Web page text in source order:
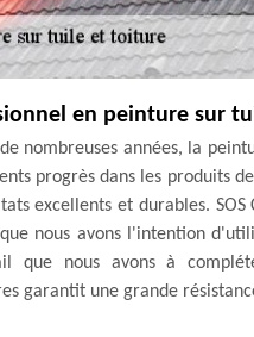
en peinture sur
nombreuses années, la
progrès dans les produits
excellents et durables.
nous avons l'intention
que nous avons à
garantit une grande